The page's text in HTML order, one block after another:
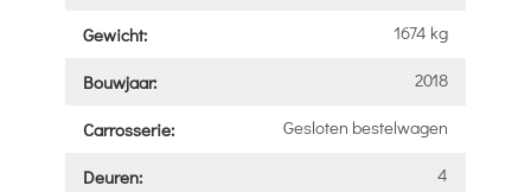
Gewicht: 1674 kg
Bouwjaar: 2018
Carrosserie: Gesloten bestelwagen
Deuren: 4